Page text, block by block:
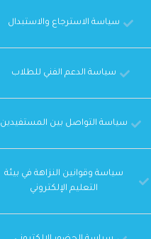
سياسة الاسترجاع والاستبدال
سياسة الدعم الفني للطلاب
سياسة التواصل بين المستفيدين
سياسة وقوانين النزاهة في بيئة
التعليم الإلكتروني